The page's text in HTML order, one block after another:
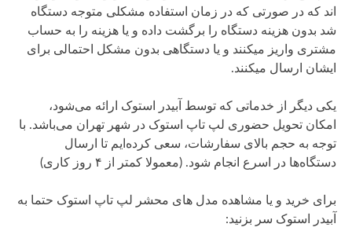
اند که در صورتی که در زمان استفاده مشکلی متوجه دستگاه
شد بدون هزینه دستگاه را برگشت داده و یا هزینه را به حساب
مشتری واریز میکنند و یا دستگاهی بدون مشکل احتمالی برای
ایشان ارسال میکنند.
یکی دیگر از خدماتی که توسط آبیدر استوک ارائه می‌شود،
امکان تحویل حضوری لپ تاپ استوک در شهر تهران می‌باشد. با
توجه به حجم بالای سفارشات، سعی کرده‌ایم تا ارسال
دستگاه‌ها در اسرع انجام شود. (معمولا کمتر از ۴ روز کاری)
برای خرید و یا مشاهده مدل های محشر لپ تاپ استوک حتما به
آبیدر استوک سر بزنید: